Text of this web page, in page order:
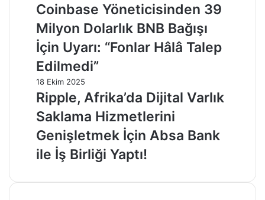
Coinbase Yöneticisinden 39
Milyon Dolarlık BNB Bağışı
İçin Uyarı: “Fonlar Hâlâ Talep
Edilmedi”
18 Ekim 2025
Ripple, Afrika’da Dijital Varlık
Saklama Hizmetlerini
Genişletmek İçin Absa Bank
ile İş Birliği Yaptı!